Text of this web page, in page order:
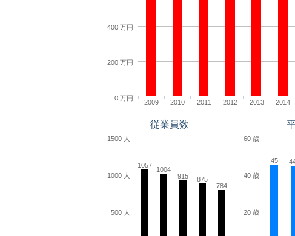
2009 2010 2011 2012 2013 2014
0 万円
200 万円
400 万円
従業員数
1057
1004
915
875
784
500 人
1000 人
1500 人
45
20 歳
40 歳
60 歳